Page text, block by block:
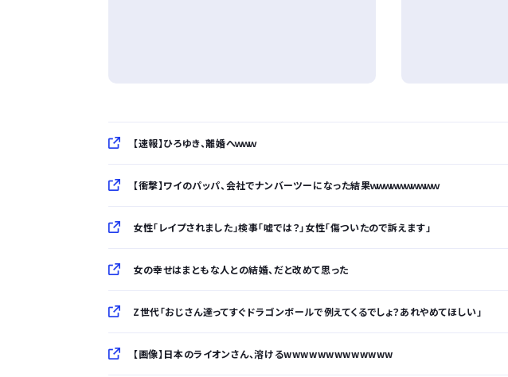
【速報】ひろゆき、離婚へｗｗｗ
【衝撃】ワイのパッパ、会社でナンバーツーになった結果ｗｗｗｗｗｗｗｗｗｗ
女性「レイプされました」検事「嘘では？」女性「傷ついたので訴えます」
女の幸せはまともな人との結婚、だと改めて思った
Z世代「おじさん達ってすぐドラゴンボールで例えてくるでしょ？あれやめてほしい」
【画像】日本のライオンさん、溶けるwwwwwwwwwwwww